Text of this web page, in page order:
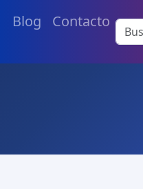
Blog Contacto